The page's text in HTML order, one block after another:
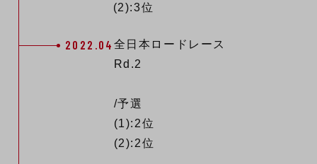
(2):3位
2022.04 全日本ロードレース
Rd.2
/予選
(1):2位
(2):2位